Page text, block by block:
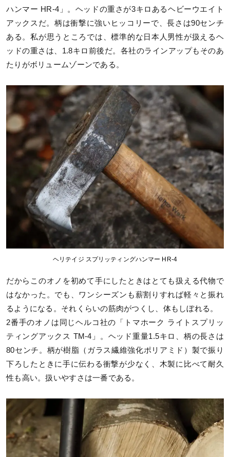
ハンマー HR-4」。ヘッドの重さが3キロあるヘビーウエイト
アックスだ。柄は衝撃に強いヒッコリーで、長さは90センチ
ある。私が思うところでは、標準的な日本人男性が扱えるヘ
ッドの重さは、1.8キロ前後だ。各社のラインアップもそのあ
たりがボリュームゾーンである。
ヘリテイジ スプリッティングハンマー HR-4
だからこのオノを初めて手にしたときはとても扱える代物で
はなかった。でも、ワンシーズンも薪割りすれば軽々と振れ
るようになる。それくらいの筋肉がつくし、体もしぼれる。
2番手のオノは同じヘルコ社の「トマホーク ライトスプリッ
ティングアックス TM-4」。ヘッド重量1.5キロ、柄の長さは
80センチ。柄が樹脂（ガラス繊維強化ポリアミド）製で振り
下ろしたときに手に伝わる衝撃が少なく、木製に比べて耐久
性も高い。扱いやすさは一番である。